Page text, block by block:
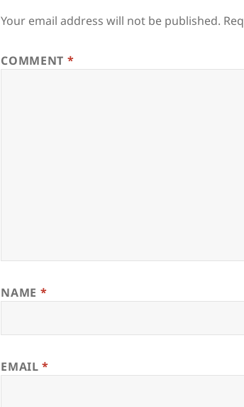
Your email address will not be published.
COMMENT *
NAME *
EMAIL*